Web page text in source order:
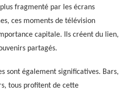
fragmenté par les écrans
ces moments de télévision
capitale. Ils créent du lien,
partagés.
sont également significatives. Bars,
tous profitent de cette